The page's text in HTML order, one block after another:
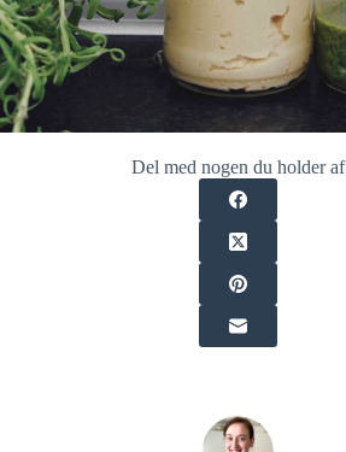
Del med nogen du holder af